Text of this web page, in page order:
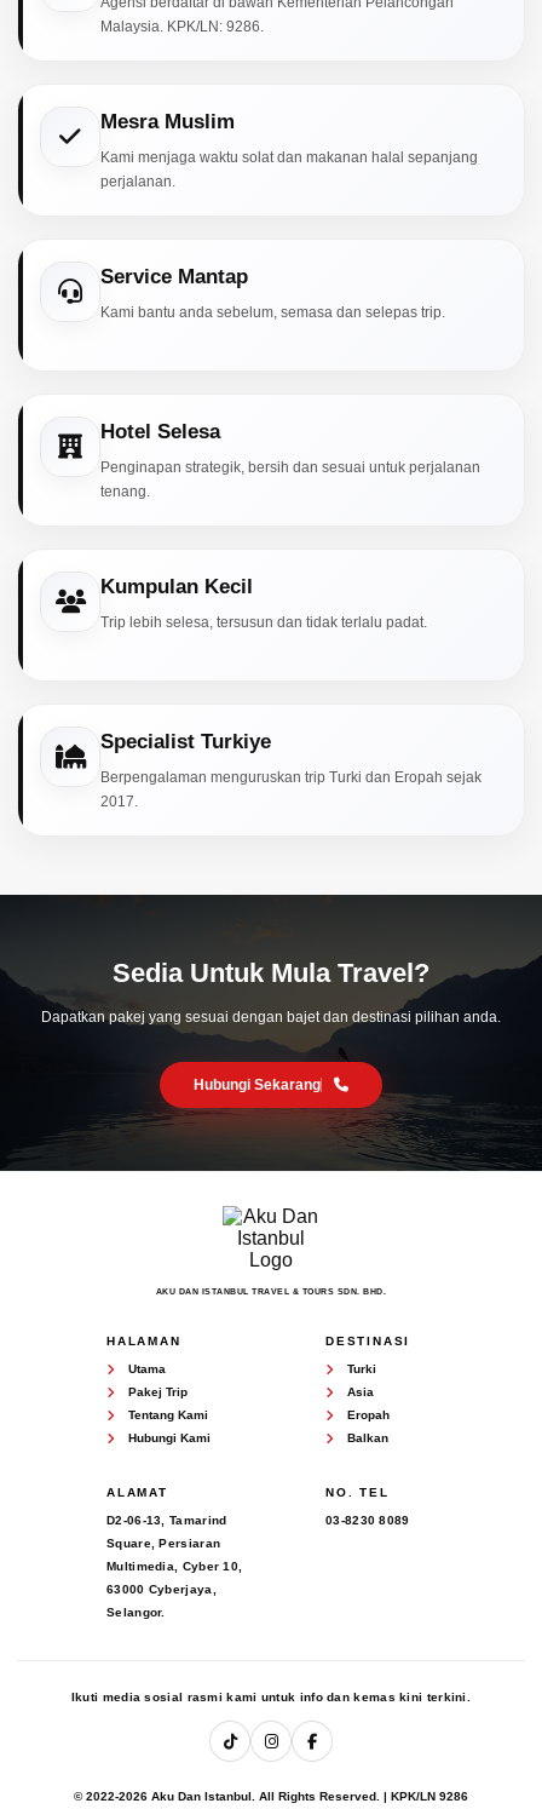
Malaysia. KPK/LN: 9286.
Mesra Muslim
Kami menjaga waktu solat dan makanan halal sepanjang
perjalanan.
Service Mantap
Kami bantu anda sebelum, semasa dan selepas trip.
Hotel Selesa
Penginapan strategik, bersih dan sesuai untuk perjalanan
tenang.
Kumpulan Kecil
Trip lebih selesa, tersusun dan tidak terlalu padat.
Specialist Turkiye
Berpengalaman menguruskan trip Turki dan Eropah sejak
2017.
Sedia Untuk Mula Travel?
Dapatkan pakej yang sesuai dengan bajet dan destinasi pilihan anda.
Hubungi Sekarang
AKU DAN ISTANBUL TRAVEL & TOURS SDN. BHD.
HALAMAN
Utama
Pakej Trip
Tentang Kami
Hubungi Kami
DESTINASI
Turki
Asia
Eropah
Balkan
ALAMAT
D2-06-13, Tamarind
Square, Persiaran
Multimedia, Cyber 10,
63000 Cyberjaya,
Selangor.
NO. TEL
03-8230 8089
Ikuti media sosial rasmi kami untuk info dan kemas kini terkini.
© 2022-2026 Aku Dan Istanbul. All Rights Reserved. | KPK/LN 9286